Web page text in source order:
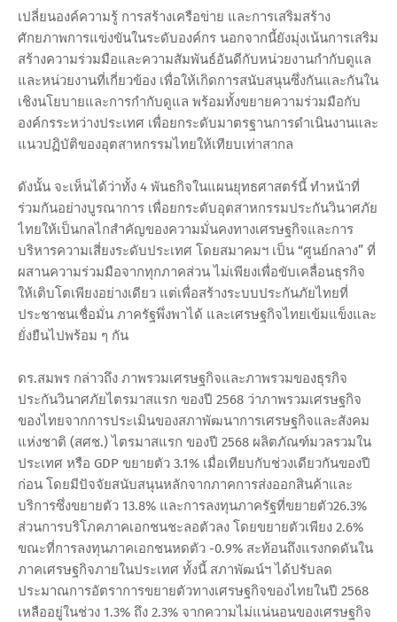
เปลี่ยนองค์ความรู้ การสร้างเครือข่าย และการเสริมสร้าง
ศักยภาพการแข่งขันในระดับองค์กร นอกจากนี้ยังมุ่งเน้นการเสริม
สร้างความร่วมมือและความสัมพันธ์อันดีกับหน่วยงานกำกับดูแล
และหน่วยงานที่เกี่ยวข้อง เพื่อให้เกิดการสนับสนุนซึ่งกันและกันใน
เชิงนโยบายและการกำกับดูแล พร้อมทั้งขยายความร่วมมือกับ
องค์กรระหว่างประเทศ เพื่อยกระดับมาตรฐานการดำเนินงานและ
แนวปฏิบัติของอุตสาหกรรมไทยให้เทียบเท่าสากล
ดังนั้น จะเห็นได้ว่าทั้ง 4 พันธกิจในแผนยุทธศาสตร์นี้ ทำหน้าที่
ร่วมกันอย่างบูรณาการ เพื่อยกระดับอุตสาหกรรมประกันวินาศภัย
ไทยให้เป็นกลไกสำคัญของความมั่นคงทางเศรษฐกิจและการ
บริหารความเสี่ยงระดับประเทศ โดยสมาคมฯ เป็น “ศูนย์กลาง” ที่
ผสานความร่วมมือจากทุกภาคส่วน ไม่เพียงเพื่อขับเคลื่อนธุรกิจ
ให้เติบโตเพียงอย่างเดียว แต่เพื่อสร้างระบบประกันภัยไทยที่
ประชาชนเชื่อมั่น ภาครัฐพึ่งพาได้ และเศรษฐกิจไทยเข้มแข็งและ
ยั่งยืนไปพร้อม ๆ กัน
ดร.สมพร กล่าวถึง ภาพรวมเศรษฐกิจและภาพรวมของธุรกิจ
ประกันวินาศภัยไตรมาสแรก ของปี 2568 ว่าภาพรวมเศรษฐกิจ
ของไทยจากการประเมินของสภาพัฒนาการเศรษฐกิจและสังคม
แห่งชาติ (สศช.) ไตรมาสแรก ของปี 2568 ผลิตภัณฑ์มวลรวมใน
ประเทศ หรือ GDP ขยายตัว 3.1% เมื่อเทียบกับช่วงเดียวกันของปี
ก่อน โดยมีปัจจัยสนับสนุนหลักจากภาคการส่งออกสินค้าและ
บริการซึ่งขยายตัว 13.8% และการลงทุนภาครัฐที่ขยายตัว26.3%
ส่วนการบริโภคภาคเอกชนชะลอตัวลง โดยขยายตัวเพียง 2.6%
ขณะที่การลงทุนภาคเอกชนหดตัว -0.9% สะท้อนถึงแรงกดดันใน
ภาคเศรษฐกิจภายในประเทศ ทั้งนี้ สภาพัฒน์ฯ ได้ปรับลด
ประมาณการอัตราการขยายตัวทางเศรษฐกิจของไทยในปี 2568
เหลืออยู่ในช่วง 1.3% ถึง 2.3% จากความไม่แน่นอนของเศรษฐกิจ